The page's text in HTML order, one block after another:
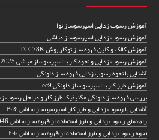
آموزش رسوب زدایی اسپرسوساز نوا
آموزش رسوب زدایی اسپرسوساز مباشی
آموزش کالک و کلین قهوه ساز توکار بوش TCC78K
آموزش رسوب زدایی و نحوه کار با اسپرسوساز مباشی 2025
آشنایی با نحوه رسوب زدایی قهوه ساز دلونگی
آموزش طرز کار با اسپرسو ساز دلونگی ec9
بررسی قهوه ساز دلونگی مگنیفیکا طرز کار و مراحل رسوب
آشنایی با رسوب زدایی و طرز کار اسپرسو ساز مباشی ۲۰۱۶
راهنمای رسوب زدایی و طرز استفاده از قهوه ساز مباشی 2046
نحوه رسوب زدایی و طرز استفاده از قهوه ساز مباشی ۲۰۱۰